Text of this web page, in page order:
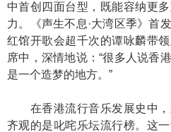
中首创四面台型，既能容纳更
力。《声生不息·大湾区季》首
红馆开歌会超千次的谭咏麟带
席中，深情地说：“很多人说香
是一个造梦的地方。”
在香港流行音乐发展史中，
齐观的是叱咤乐坛流行榜。这